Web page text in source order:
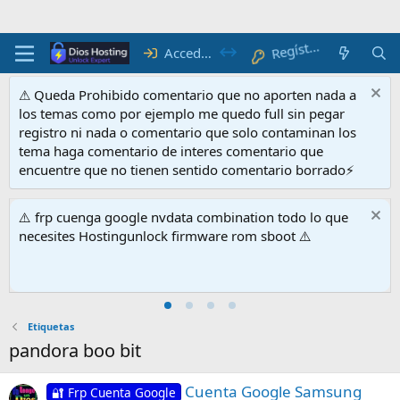
Acceder Regístrate
⚠ Queda Prohibido comentario que no aporten nada a
los temas como por ejemplo me quedo full sin pegar
registro ni nada o comentario que solo contaminan los
tema haga comentario de interes comentario que
encuentre que no tienen sentido comentario borrado⚡
⚠️ frp cuenga google nvdata combination todo lo que
necesites Hostingunlock firmware rom sboot ⚠️
Etiquetas
pandora boo bit
🔐 Frp Cuenta Google Cuenta Google Samsung